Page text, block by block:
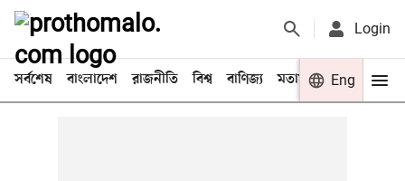
Login
সর্বশেষ বাংলাদেশ রাজনীতি বিশ্ব বাণিজ্য মতামত খেলা
Eng